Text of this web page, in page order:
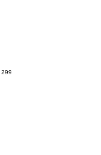
299